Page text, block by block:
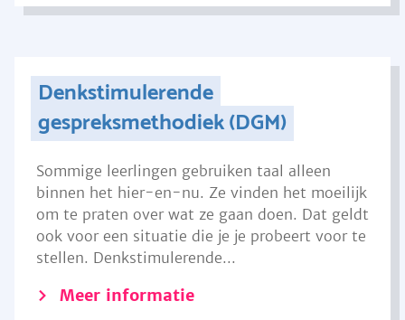
Denkstimulerende
gespreksmethodiek (DGM)
Sommige leerlingen gebruiken taal alleen
binnen het hier-en-nu. Ze vinden het moeilijk
om te praten over wat ze gaan doen. Dat geldt
ook voor een situatie die je je probeert voor te
stellen. Denkstimulerende...
Meer informatie